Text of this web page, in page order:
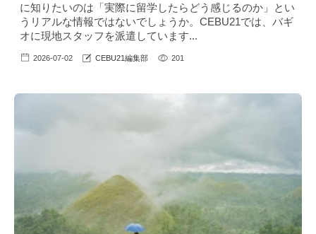
に知りたいのは「実際に留学したらどう感じるのか」とい
うリアルな情報ではないでしょうか。CEBU21では、バギ
オに現地スタッフを派遣しています...
2026-07-02 CEBU21編集部 201